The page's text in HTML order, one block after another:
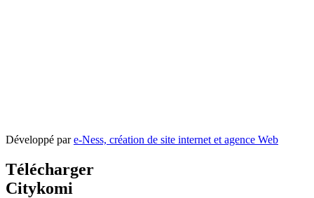
Développé pare-Ness, création de site internet et agence Web
Télécharger
Citykomi